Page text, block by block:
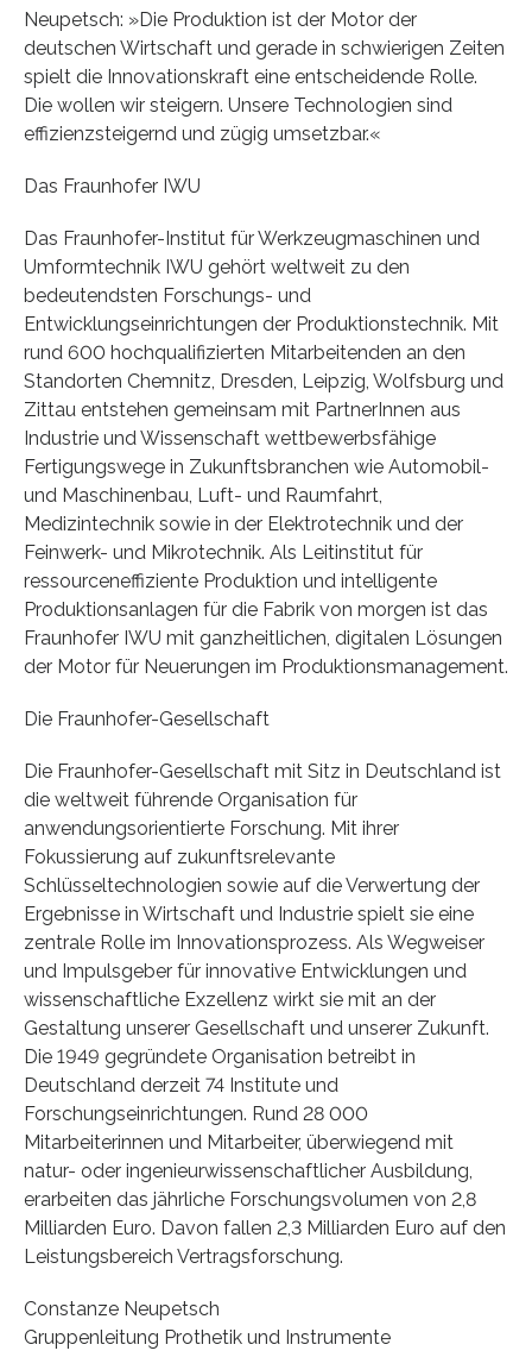
Neupetsch: »Die Produktion ist der Motor der
deutschen Wirtschaft und gerade in schwierigen Zeiten
spielt die Innovationskraft eine entscheidende Rolle.
Die wollen wir steigern. Unsere Technologien sind
effizienzsteigernd und zügig umsetzbar.«
Das Fraunhofer IWU
Das Fraunhofer-Institut für Werkzeugmaschinen und
Umformtechnik IWU gehört weltweit zu den
bedeutendsten Forschungs- und
Entwicklungseinrichtungen der Produktionstechnik. Mit
rund 600 hochqualifizierten Mitarbeitenden an den
Standorten Chemnitz, Dresden, Leipzig, Wolfsburg und
Zittau entstehen gemeinsam mit PartnerInnen aus
Industrie und Wissenschaft wettbewerbsfähige
Fertigungswege in Zukunftsbranchen wie Automobil-
und Maschinenbau, Luft- und Raumfahrt,
Medizintechnik sowie in der Elektrotechnik und der
Feinwerk- und Mikrotechnik. Als Leitinstitut für
ressourceneffiziente Produktion und intelligente
Produktionsanlagen für die Fabrik von morgen ist das
Fraunhofer IWU mit ganzheitlichen, digitalen Lösungen
der Motor für Neuerungen im Produktionsmanagement.
Die Fraunhofer-Gesellschaft
Die Fraunhofer-Gesellschaft mit Sitz in Deutschland ist
die weltweit führende Organisation für
anwendungsorientierte Forschung. Mit ihrer
Fokussierung auf zukunftsrelevante
Schlüsseltechnologien sowie auf die Verwertung der
Ergebnisse in Wirtschaft und Industrie spielt sie eine
zentrale Rolle im Innovationsprozess. Als Wegweiser
und Impulsgeber für innovative Entwicklungen und
wissenschaftliche Exzellenz wirkt sie mit an der
Gestaltung unserer Gesellschaft und unserer Zukunft.
Die 1949 gegründete Organisation betreibt in
Deutschland derzeit 74 Institute und
Forschungseinrichtungen. Rund 28 000
Mitarbeiterinnen und Mitarbeiter, überwiegend mit
natur- oder ingenieurwissenschaftlicher Ausbildung,
erarbeiten das jährliche Forschungsvolumen von 2,8
Milliarden Euro. Davon fallen 2,3 Milliarden Euro auf den
Leistungsbereich Vertragsforschung.
Constanze Neupetsch
Gruppenleitung Prothetik und Instrumente